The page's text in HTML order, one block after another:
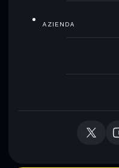
AZIENDA